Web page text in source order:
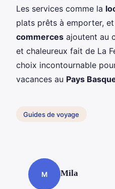
Les services comme la
plats prêts à emporter,
commerces ajoutent au
et chaleureux fait de La
choix incontournable
vacances au Pays
Guides de voyage
M Mila